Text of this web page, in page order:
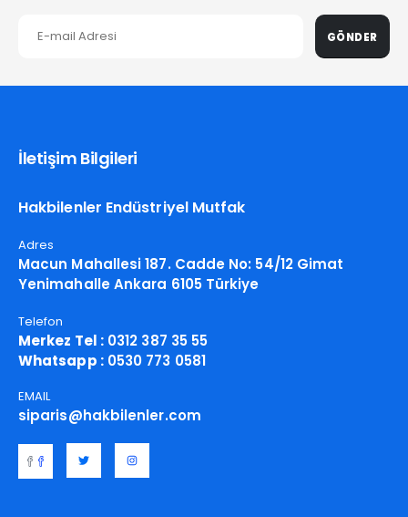
GÖNDER
İletişim Bilgileri
Hakbilenler Endüstriyel Mutfak
Adres
Macun Mahallesi 187. Cadde No: 54/12 Gimat
Yenimahalle Ankara 6105 Türkiye
Telefon
Merkez Tel :0312 387 35 55
Whatsapp :0530 773 0581
EMAIL
siparis@hakbilenler.com